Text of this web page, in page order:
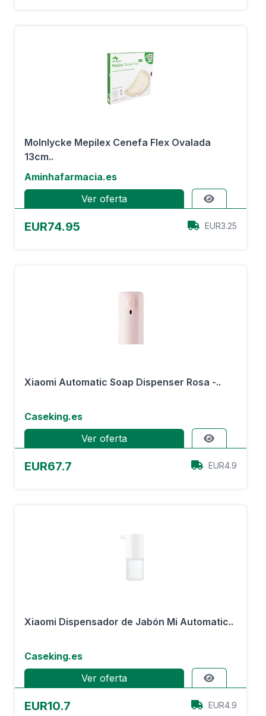
Molnlycke Mepilex Cenefa Flex Ovalada
13cm..
Aminhafarmacia.es
Ver oferta
EUR74.95 EUR3.25
Xiaomi Automatic Soap Dispenser Rosa -..
Caseking.es
Ver oferta
EUR67.7 EUR4.9
Xiaomi Dispensador de Jabón Mi Automatic..
Caseking.es
Ver oferta
EUR10.7 EUR4.9